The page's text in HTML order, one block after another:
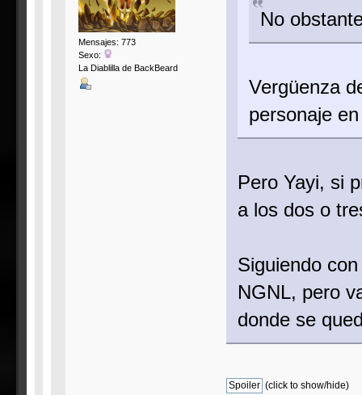
Mensajes: 773
Sexo:
La Diablilla de BackBeard
No
Vergüenza
personaje
Pero Yayi, si
a los dos o
Siguiendo
NGNL, pero
donde se
(click to show/hide)